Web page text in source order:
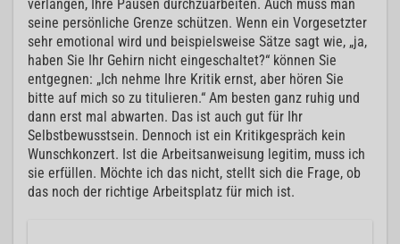
verlangen, Ihre Pausen durchzuarbeiten. Auch muss man
seine persönliche Grenze schützen. Wenn ein Vorgesetzter
sehr emotional wird und beispielsweise Sätze sagt wie, „ja,
haben Sie Ihr Gehirn nicht eingeschaltet?“ können Sie
entgegnen: „Ich nehme Ihre Kritik ernst, aber hören Sie
bitte auf mich so zu titulieren.“ Am besten ganz ruhig und
dann erst mal abwarten. Das ist auch gut für Ihr
Selbstbewusstsein. Dennoch ist ein Kritikgespräch kein
Wunschkonzert. Ist die Arbeitsanweisung legitim, muss ich
sie erfüllen. Möchte ich das nicht, stellt sich die Frage, ob
das noch der richtige Arbeitsplatz für mich ist.